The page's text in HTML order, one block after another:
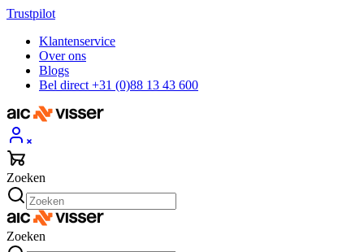
Trustpilot
Klantenservice
Over ons
Blogs
Bel direct +31 (0)88 13 43 600
Zoeken
Zoeken